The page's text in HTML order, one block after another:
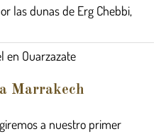
las dunas de Erg Chebbi,
en Ouarzazate
Marrakech
a nuestro primer